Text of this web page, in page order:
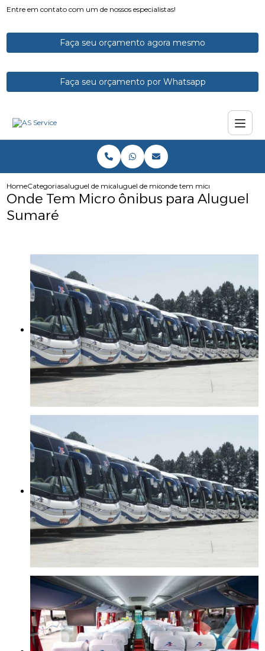
Entre em contato com um de nossos especialistas!
Faça seu orçamento agora mesmo
Faça seu orçamento por Whatsapp
HomeCategoriasaluguel de micro onibusaluguel de microonibus com motorista
onde tem micro onibus para
Onde Tem Micro ônibus para Aluguel
Sumaré